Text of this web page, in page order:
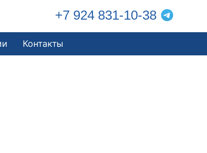
+7 924 831-10-38
Контакты